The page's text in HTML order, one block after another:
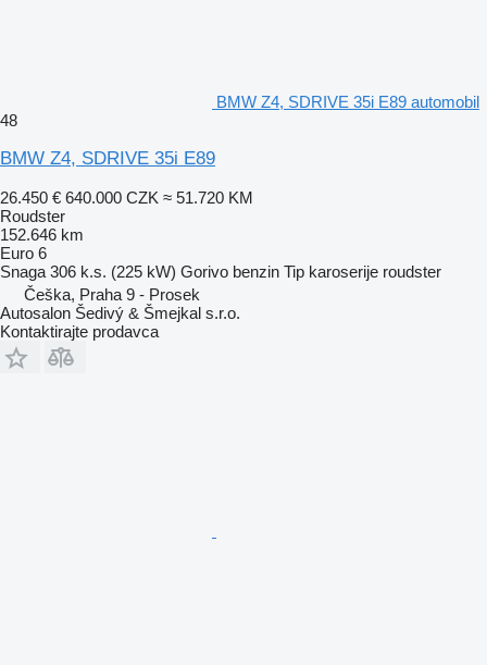
BMW Z4, SDRIVE 35i E89 automobil
48
BMW Z4, SDRIVE 35i E89
26.450 € 640.000 CZK ≈ 51.720 KM
Roudster
152.646 km
Euro 6
Snaga 306 k.s. (225 kW) Gorivo benzin Tip karoserije roudster
Češka, Praha 9 - Prosek
Autosalon Šedivý & Šmejkal s.r.o.
Kontaktirajte prodavca